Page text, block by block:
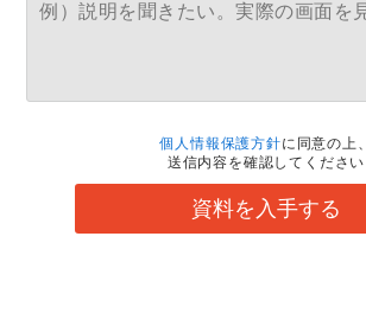
個人情報保護方針に同意の上、
送信内容を確認してください
資料を入手する